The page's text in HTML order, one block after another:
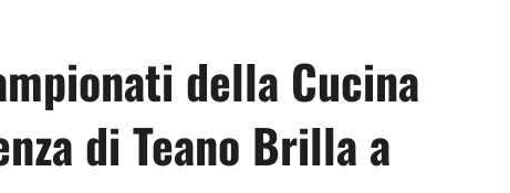
della Cucina
di Teano Brilla a